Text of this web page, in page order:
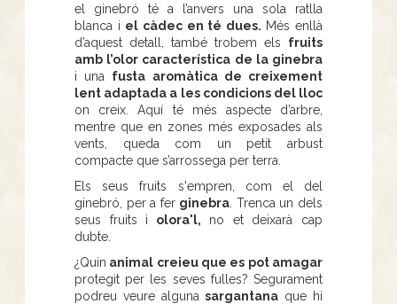
el ginebró té a l’anvers una sola ratlla
blanca i el càdec en té dues. Més enllà
d’aquest detall, també trobem els fruits
amb l’olor característica de la ginebra
i una fusta aromàtica de creixement
lent adaptada a les condicions del lloc
on creix. Aquí té més aspecte d’arbre,
mentre que en zones més exposades als
vents, queda com un petit arbust
compacte que s’arrossega per terra.
Els seus fruits s'empren, com el del
ginebró, per a fer ginebra. Trenca un dels
seus fruits i olora'l, no et deixarà cap
dubte.
¿Quin animal creieu que es pot amagar
protegit per les seves fulles? Segurament
podreu veure algunasargantana que hi